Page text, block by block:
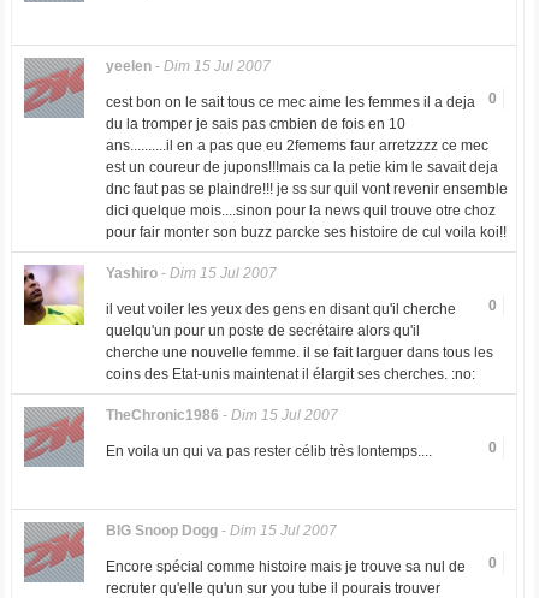
yeelen- Dim 15 Jul 2007
0
cest bon on le sait tous ce mec aime les femmes il a deja
du la tromper je sais pas cmbien de fois en 10
ans..........il en a pas que eu 2femems faur arretzzzz ce mec
est un coureur de jupons!!!mais ca la petie kim le savait deja
dnc faut pas se plaindre!!! je ss sur quil vont revenir ensemble
dici quelque mois....sinon pour la news quil trouve otre choz
pour fair monter son buzz parcke ses histoire de cul voila koi!!
Yashiro- Dim 15 Jul 2007
0
il veut voiler les yeux des gens en disant qu'il cherche
quelqu'un pour un poste de secrétaire alors qu'il
cherche une nouvelle femme. il se fait larguer dans tous les
coins des Etat-unis maintenat il élargit ses cherches. :no:
TheChronic1986 - Dim 15 Jul 2007
0
En voila un qui va pas rester célib très lontemps....
BIG Snoop Dogg- Dim 15 Jul 2007
0
Encore spécial comme histoire mais je trouve sa nul de
recruter qu'elle qu'un sur you tube il pourais trouver